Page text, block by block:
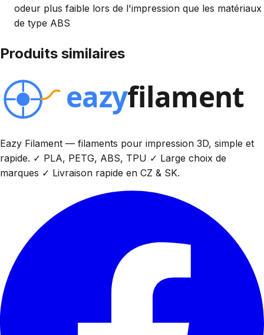
odeur plus faible lors de l'impression que les matériaux
de type ABS
Produits similaires
Eazy Filament — filaments pour impression 3D, simple et
rapide. ✓ PLA, PETG, ABS, TPU ✓ Large choix de
marques ✓ Livraison rapide en CZ & SK.